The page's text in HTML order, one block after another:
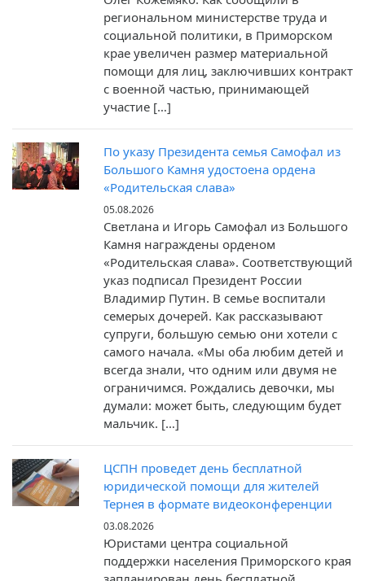
региональном министерстве труда и
социальной политики, в Приморском
крае увеличен размер материальной
помощи для лиц, заключивших контракт
с военной частью, принимающей
участие […]
По указу Президента семья Самофал из
Большого Камня удостоена ордена
«Родительская слава»
05.08.2026
Светлана и Игорь Самофал из Большого
Камня награждены орденом
«Родительская слава». Соответствующий
указ подписал Президент России
Владимир Путин. В семье воспитали
семерых дочерей. Как рассказывают
супруги, большую семью они хотели с
самого начала. «Мы оба любим детей и
всегда знали, что одним или двумя не
ограничимся. Рождались девочки, мы
думали: может быть, следующим будет
мальчик. […]
ЦСПН проведет день бесплатной
юридической помощи для жителей
Тернея в формате видеоконференции
03.08.2026
Юристами центра социальной
поддержки населения Приморского края